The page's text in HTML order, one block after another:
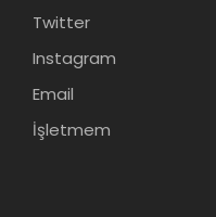
Twitter
Instagram
Email
İşletmem